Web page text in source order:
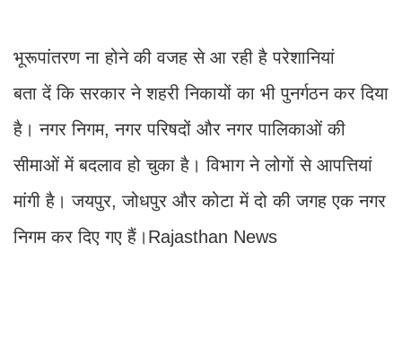
भूरूपांतरण ना होने की वजह से आ रही है परेशानियां
बता दें कि सरकार ने शहरी निकायों का भी पुनर्गठन कर दिया
है। नगर निगम, नगर परिषदों और नगर पालिकाओं की
सीमाओं में बदलाव हो चुका है। विभाग ने लोगों से आपत्तियां
मांगी है। जयपुर, जोधपुर और कोटा में दो की जगह एक नगर
निगम कर दिए गए हैं।Rajasthan News